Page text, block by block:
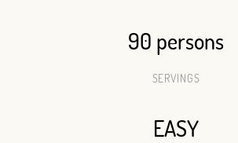
90 persons
SERVINGS
EASY